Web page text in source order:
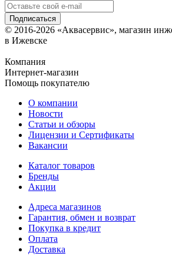
© 2016-2026 «Аквасервис», магазин
в Ижевске
Компания
Интернет-магазин
Помощь покупателю
О компании
Новости
Статьи и обзоры
Лицензии и Сертификаты
Вакансии
Каталог товаров
Бренды
Акции
Адреса магазинов
Гарантия, обмен и возврат
Покупка в кредит
Оплата
Доставка